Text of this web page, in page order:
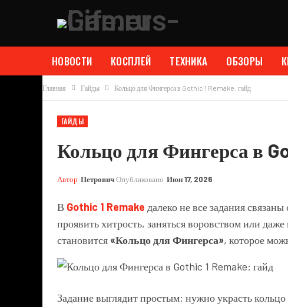
НОВОСТИ КОСПЛЕЙ ТЕХНИКА ОБЗОРЫ
Главная Гайды Кольцо для Фингерса в Gothic 1 Remake: гайд
ГАЙДЫ
Кольцо для Фингерса в
Автор ПетровичОпубликовано Июн 17, 2026
В Gothic 1 Remake далеко не все задания
проявить хитрость, заняться воровством или
становится «Кольцо для Фингерса», которое
Задание выглядит простым: нужно украсть